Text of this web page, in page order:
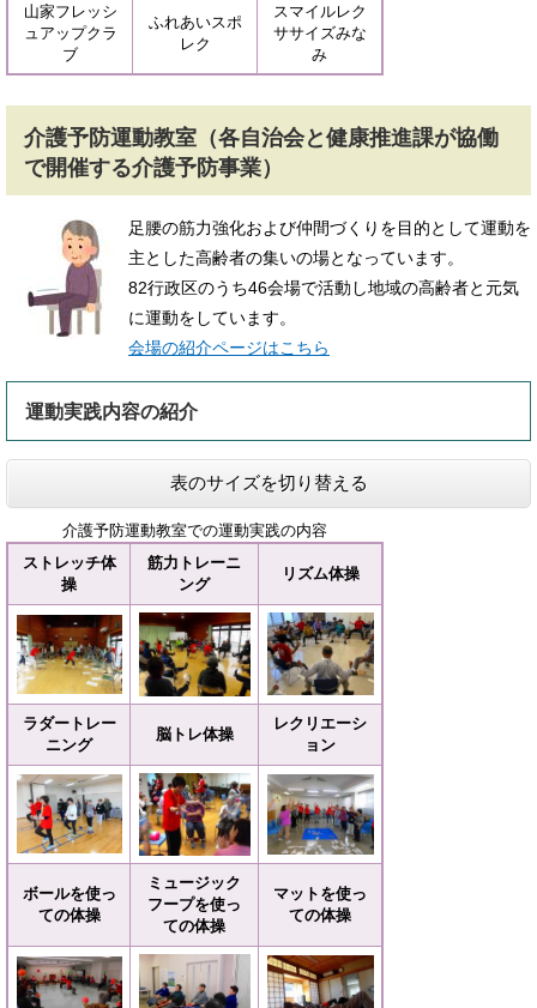
山家フレッシ
ュアップクラ
ブ
ふれあいスポ
レク
スマイルレク
ササイズみな
み
介護予防運動教室（各自治会と健康推進課が協働
で開催する介護予防事業）
足腰の筋力強化および仲間づくりを目的として運動を
主とした高齢者の集いの場となっています。
82行政区のうち46会場で活動し地域の高齢者と元気
に運動をしています。
会場の紹介ページはこちら
運動実践内容の紹介
表のサイズを切り替える
介護予防運動教室での運動実践の内容
ストレッチ体
操​
筋力トレーニ
ング​
リズム体操
ラダートレー
ニング​
脳トレ体操​
レクリエーシ
ョン
ボールを使っ
ての体操​
ミュージック
フープを使っ
ての体操​
マットを使っ
ての体操​